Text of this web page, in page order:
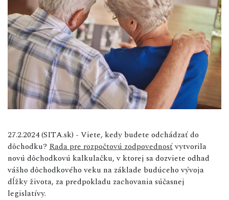
27.2.2024 (SITA.sk) - Viete, kedy budete odchádzať do
dôchodku? Rada pre rozpočtovú zodpovednosťvytvorila
novú dôchodkovú kalkulačku, v ktorej sa dozviete odhad
vášho dôchodkového veku na základe budúceho vývoja
dĺžky života, za predpokladu zachovania súčasnej
legislatívy.